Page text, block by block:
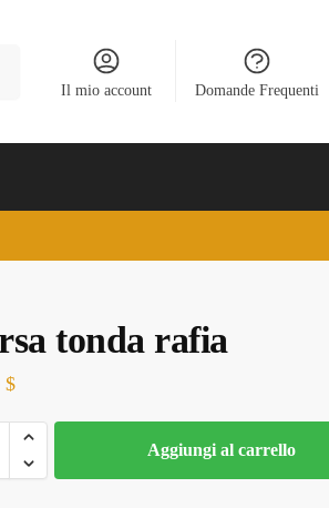
Il mio account Domande Frequenti
tonda rafia
$
Aggiungi al carrello